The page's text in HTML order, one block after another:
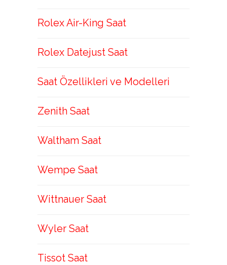
Rolex Air-King Saat
Rolex Datejust Saat
Saat Özellikleri ve Modelleri
Zenith Saat
Waltham Saat
Wempe Saat
Wittnauer Saat
Wyler Saat
Tissot Saat